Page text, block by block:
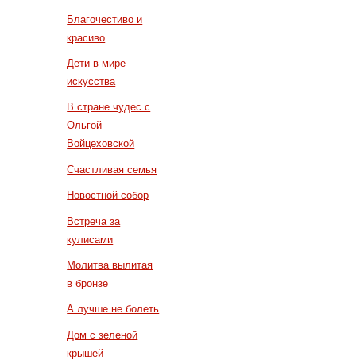
Благочестиво и
красиво
Дети в мире
искусства
В стране чудес с
Ольгой
Войцеховской
Счастливая семья
Новостной собор
Встреча за
кулисами
Молитва вылитая
в бронзе
А лучше не болеть
Дом с зеленой
крышей